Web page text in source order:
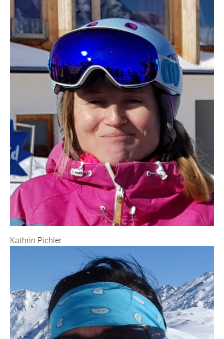
Kathrin Pichler